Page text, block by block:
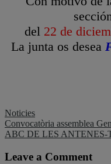
del 22 de
La junta os desea
Noticies
Navegació
d'entrades
Convocatòria assemblea
ABC DE LES ANTENES-
Leave a Comment